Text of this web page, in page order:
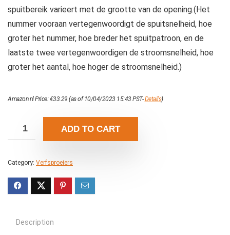
spuitbereik varieert met de grootte van de opening.(Het
nummer vooraan vertegenwoordigt de spuitsnelheid, hoe
groter het nummer, hoe breder het spuitpatroon, en de
laatste twee vertegenwoordigen de stroomsnelheid, hoe
groter het aantal, hoe hoger de stroomsnelheid.)
Amazon.nl Price:€33.29 (as of 10/04/2023 15:43 PST-Details)
ADD TO CART
Category: Verfsproeiers
Description